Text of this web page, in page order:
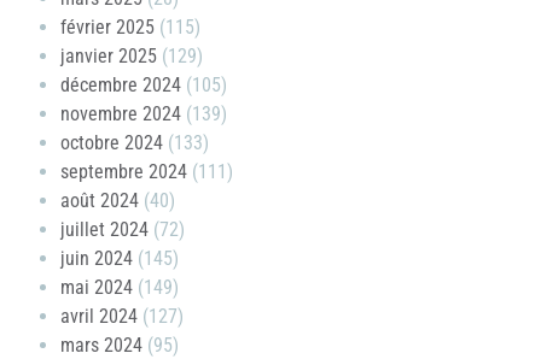
février 2025 (115)
janvier 2025 (129)
décembre 2024 (105)
novembre 2024 (139)
octobre 2024 (133)
septembre 2024 (111)
août 2024 (40)
juillet 2024 (72)
juin 2024 (145)
mai 2024 (149)
avril 2024 (127)
mars 2024 (95)